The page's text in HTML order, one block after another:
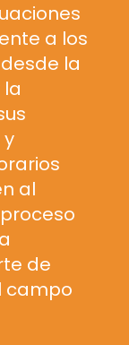
a los
la
al
de
campo